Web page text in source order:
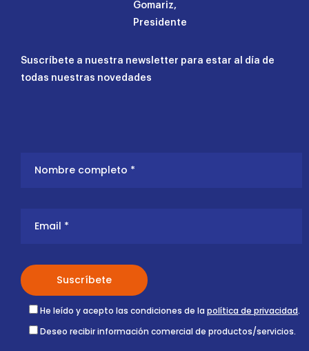
Gomariz,
Presidente
Suscríbete a nuestra newsletter para estar al día de
todas nuestras novedades
He leído y acepto las condiciones de la política de privacidad.
Deseo recibir información comercial de productos/servicios.